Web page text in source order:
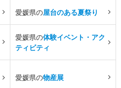
愛媛県の屋台のある夏祭り
愛媛県の体験イベント・アク
ティビティ
愛媛県の物産展